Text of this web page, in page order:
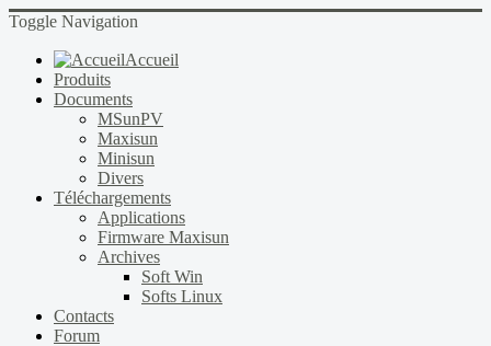
Toggle Navigation
Accueil
Produits
Documents
MSunPV
Maxisun
Minisun
Divers
Téléchargements
Applications
Firmware Maxisun
Archives
Soft Win
Softs Linux
Contacts
Forum